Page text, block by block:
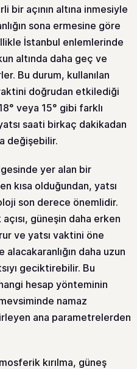
bir açının altına inmesiyle
sona ermesine göre
İstanbul enlemlerinde
altında daha geç ve
Bu durum, kullanılan
vaktini doğrudan etkilediği
veya 15° gibi farklı
saati birkaç dakikadan
değişebilir.
yer alan bir
kısa olduğundan, yatsı
son derece önemlidir.
güneşin daha erken
ve yatsı vaktini öne
alacakaranlığın daha uzun
geciktirebilir. Bu
hesap yönteminin
namaz
ana parametrelerden
kırılma, güneş